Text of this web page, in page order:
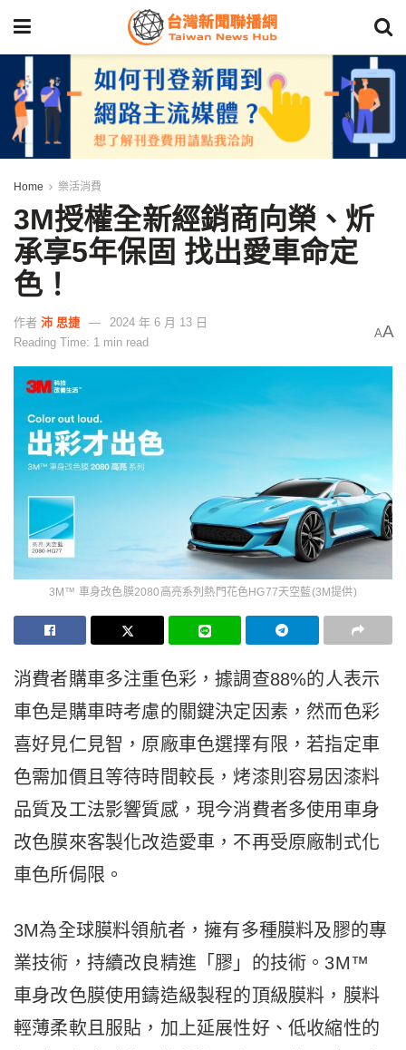
Home 樂活消費
3M授權全新經銷商向榮、炘
承享5年保固 找出愛車命定
色！
作者 沛 思捷
2024 年 6 月 13 日
Reading Time: 1 min read
AA
3M™ 車身改色膜2080高亮系列熱門花色HG77天空藍(3M提供)
消費者購車多注重色彩，據調查88%的人表示
車色是購車時考慮的關鍵決定因素，然而色彩
喜好見仁見智，原廠車色選擇有限，若指定車
色需加價且等待時間較長，烤漆則容易因漆料
品質及工法影響質感，現今消費者多使用車身
改色膜來客製化改造愛車，不再受原廠制式化
車色所侷限。
3M為全球膜料領航者，擁有多種膜料及膠的專
業技術，持續改良精進「膠」的技術。3M™
車身改色膜使用鑄造級製程的頂級膜料，膜料
輕薄柔軟且服貼，加上延展性好、低收縮性的